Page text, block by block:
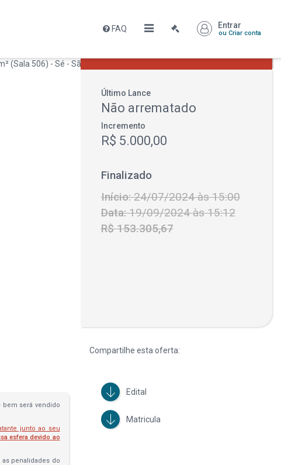
FAQ Entrar
ou Criar conta
Leilão encerrado
bem será vendido
junto ao seu
esfera devido ao
as penalidades do
Último Lance
Não arrematado
Incremento
R$ 5.000,00
Finalizado
Início:24/07/2024 às 15:00
Data:19/09/2024 às 15:12
R$ 153.305,67
Compartilhe esta oferta:
Edital
Matricula